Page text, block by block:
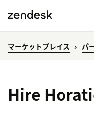
マーケットプレイス パ
Hire